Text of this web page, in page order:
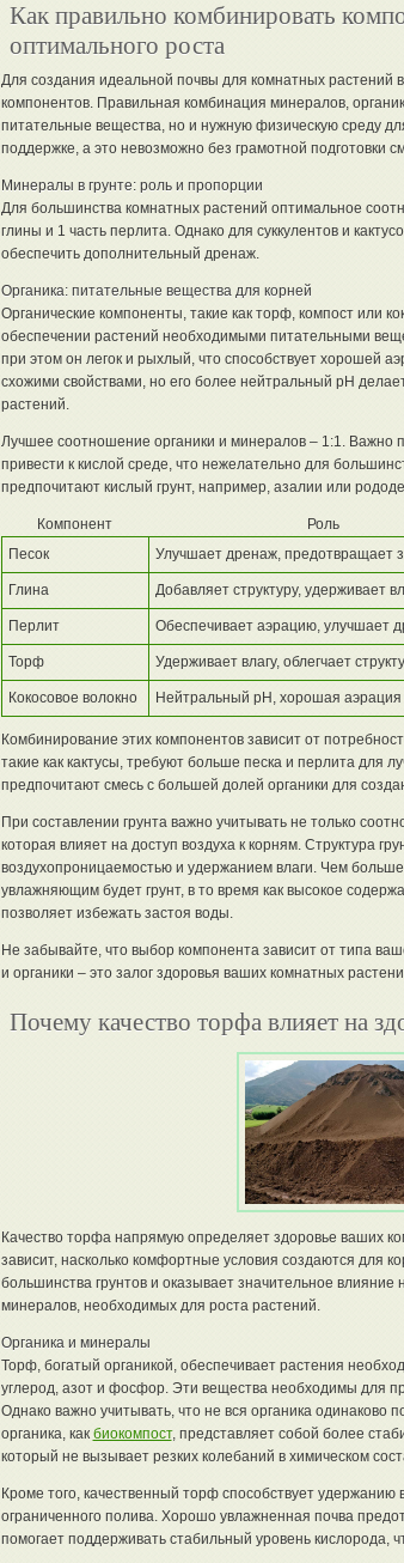
Как правильно комбинировать
оптимального роста
Для создания идеальной почвы для комнатных
компонентов. Правильная комбинация минералов,
питательные вещества, но и нужную физическую среду
поддержке, а это невозможно без грамотной подготовки
Минералы в грунте: роль и пропорции
Для большинства комнатных растений оптимальное
глины и 1 часть перлита. Однако для суккулентов и
обеспечить дополнительный дренаж.
Органика: питательные вещества для корней
Органические компоненты, такие как торф, компост или
обеспечении растений необходимыми питательными
при этом он легок и рыхлый, что способствует хорошей
схожими свойствами, но его более нейтральный pH
растений.
Лучшее соотношение органики и минералов – 1:1. Важно
привести к кислой среде, что нежелательно для
предпочитают кислый грунт, например, азалии или
Компонент Роль
Песок
Улучшает дренаж, предотвращает
Глина Добавляет структуру, удерживает
Перлит Обеспечивает аэрацию, улучшает
Торф Удерживает влагу, облегчает
Кокосовое волокно Нейтральный pH, хорошая аэрация
Комбинирование этих компонентов зависит от
такие как кактусы, требуют больше песка и перлита для
предпочитают смесь с большей долей органики для
При составлении грунта важно учитывать не только
которая влияет на доступ воздуха к корням. Структура
воздухопроницаемостью и удержанием влаги. Чем
увлажняющим будет грунт, в то время как высокое
позволяет избежать застоя воды.
Не забывайте, что выбор компонента зависит от типа
и органики – это залог здоровья ваших комнатных
Почему качество торфа влияет на
Качество торфа напрямую определяет здоровье ваших
зависит, насколько комфортные условия создаются для
большинства грунтов и оказывает значительное влияние
минералов, необходимых для роста растений.
Органика и минералы
Торф, богатый органикой, обеспечивает растения
углерод, азот и фосфор. Эти вещества необходимы для
Однако важно учитывать, что не вся органика одинаково
органика, как биокомпост, представляет собой более
который не вызывает резких колебаний в химическом
Кроме того, качественный торф способствует удержанию
ограниченного полива. Хорошо увлажненная почва
помогает поддерживать стабильный уровень кислорода,